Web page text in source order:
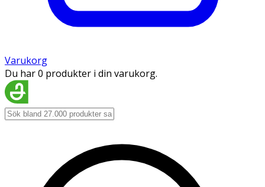
Varukorg
Du har 0 produkter i din varukorg.